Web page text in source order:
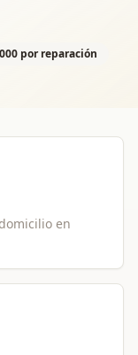
por reparación
en